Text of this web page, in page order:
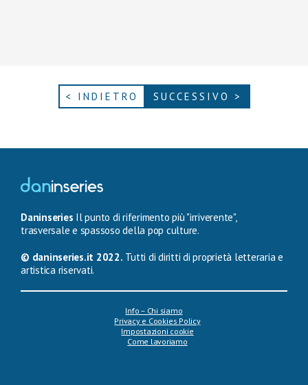
< INDIETRO SUCCESSIVO >
Daninseries Il punto di riferimento più "irriverente",
trasversale e spassoso della pop culture.
© daninseries.it 2022. Tutti di diritti di proprietà letteraria e
artistica riservati.
Info – Chi siamo
Privacy e Cookies Policy
Impostazioni cookie
Come lavoriamo